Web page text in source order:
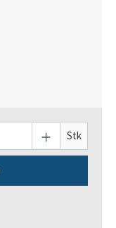
Stk